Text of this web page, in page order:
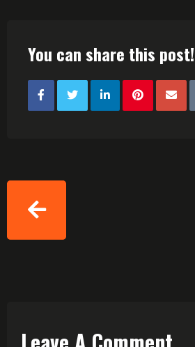
You can share this post!